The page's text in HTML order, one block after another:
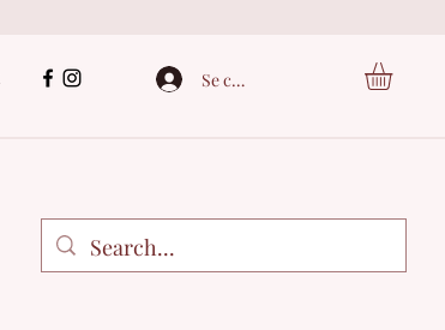
Se connecter